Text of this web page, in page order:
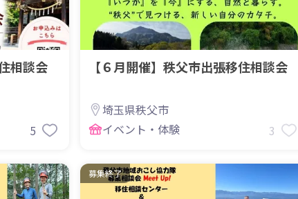
相談会
5
【６月開催】秩父市出張移住相談会
埼玉県秩父市
イベント・体験
3
募集終了